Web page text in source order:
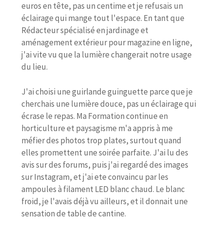
euros en tête, pas un centime et je refusais un
éclairage qui mange tout l'espace. En tant que
Rédacteur spécialisé en jardinage et
aménagement extérieur pour magazine en ligne,
j'ai vite vu que la lumière changerait notre usage
du lieu.
J'ai choisi une guirlande guinguette parce que je
cherchais une lumière douce, pas un éclairage qui
écrase le repas. Ma Formation continue en
horticulture et paysagisme m'a appris à me
méfier des photos trop plates, surtout quand
elles promettent une soirée parfaite. J'ai lu des
avis sur des forums, puis j'ai regardé des images
sur Instagram, et j'ai ete convaincu par les
ampoules à filament LED blanc chaud. Le blanc
froid, je l'avais déjà vu ailleurs, et il donnait une
sensation de table de cantine.